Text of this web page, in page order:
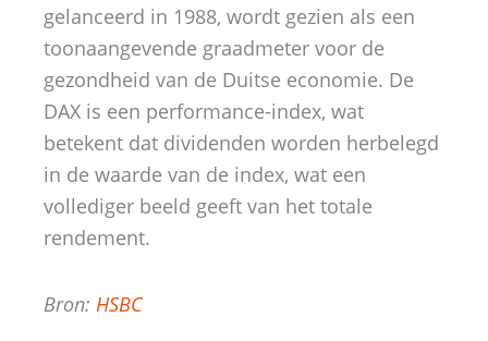
gelanceerd in 1988, wordt gezien als een
toonaangevende graadmeter voor de
gezondheid van de Duitse economie. De
DAX is een performance-index, wat
betekent dat dividenden worden herbelegd
in de waarde van de index, wat een
vollediger beeld geeft van het totale
rendement.
Bron: HSBC